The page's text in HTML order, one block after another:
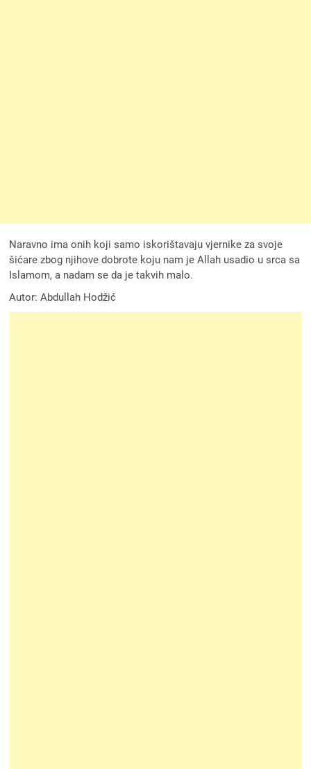
Naravno ima onih koji samo iskorištavaju vjernike za svoje
šićare zbog njihove dobrote koju nam je Allah usadio u srca sa
Islamom, a nadam se da je takvih malo.
Autor: Abdullah Hodžić